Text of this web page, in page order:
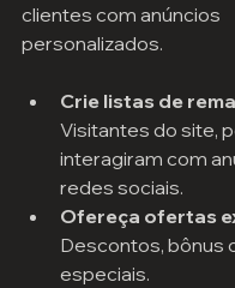
clientes com anúncios
personalizados.
Crie listas de
Visitantes do site,
interagiram com
redes sociais.
Ofereça ofertas
Descontos, bônus
especiais.